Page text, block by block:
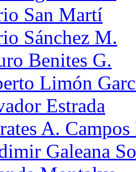
San Martí
Sánchez M.
Benites G.
Limón
Estrada
A.
Galeana